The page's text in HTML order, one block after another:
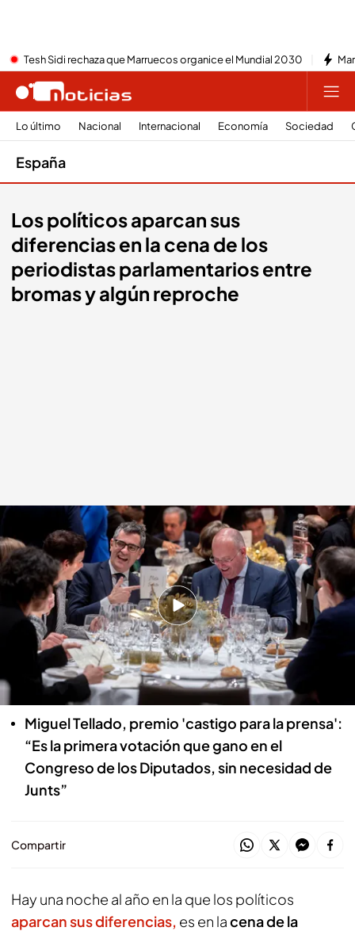
Tesh Sidi rechaza que Marruecos organice el Mundial 2030
Lo último Nacional Internacional Economía Sociedad
España
Los políticos aparcan sus
diferencias en la cena de los
periodistas parlamentarios entre
bromas y algún reproche
Bromas y premios en la tradicional cena de periodistas parlamentarios
Redacción digital Noticias Cuatro Agencia EFE
19 DIC 2024 - 17:33h.
Gabriel Rufián, distinguido con el premio al
mejor orador por la prensa parlamentaria
Óscar Puente, premio 'azote de la oposición':
"Lo que queréis es que vuelva al perfil cañero”
Miguel Tellado, premio 'castigo para la prensa':
“Es la primera votación que gano en el
Congreso de los Diputados, sin necesidad de
Junts”
Compartir
Hay una noche al año en la que los políticos
aparcan sus diferencias, es en lacena de la